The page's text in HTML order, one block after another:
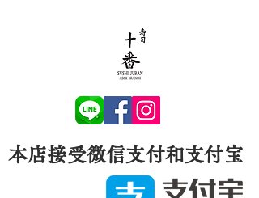
本店接受微信支付和支付宝